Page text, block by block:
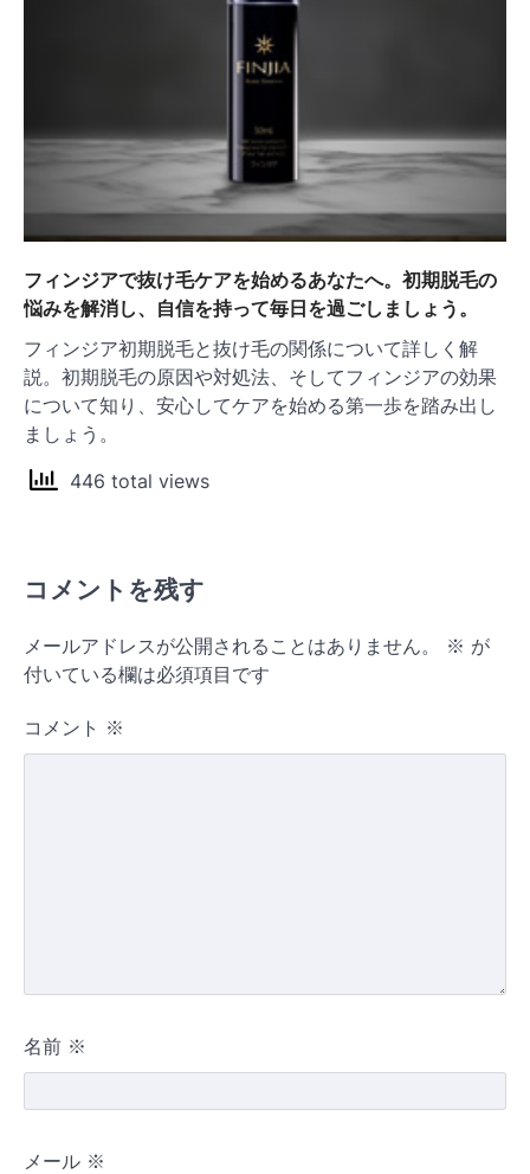
フィンジアで抜け毛ケアを始めるあなたへ。初期脱毛の
悩みを解消し、自信を持って毎日を過ごしましょう。
フィンジア初期脱毛と抜け毛の関係について詳しく解
説。初期脱毛の原因や対処法、そしてフィンジアの効果
について知り、安心してケアを始める第一歩を踏み出し
ましょう。
446 total views
コメントを残す
メールアドレスが公開されることはありません。 ※ が
付いている欄は必須項目です
コメント ※
名前 ※
メール ※